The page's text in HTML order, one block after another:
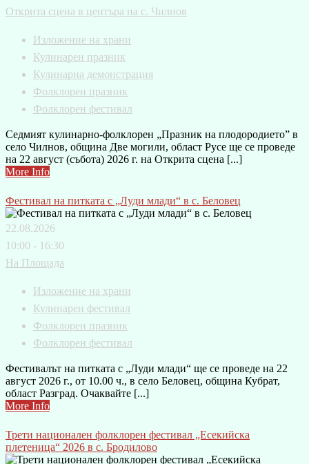
Открита сцена в центъра на с. Чилнов
Изложение на храни
Кулинарен празник
Кулинарна демонстрация
Фолклорен празник
Фолклорен фестивал
Седмият кулинарно-фолклорен „Празник на плодородието” в
село Чилнов, община Две могили, област Русе ще се проведе
на 22 август (събота) 2026 г. на Открита сцена [...]
More Info
Фестивал на питката с „Луди млади“ в с. Беловец
22.08.2026
10:00 - 16:30
На Площада
Изложение на храни
Кулинарен фестивал
Фолклорен празник
Фолклорен фестивал
Фестивалът на питката с „Луди млади“ ще се проведе на 22
август 2026 г., от 10.00 ч., в село Беловец, община Кубрат,
област Разград. Очаквайте [...]
More Info
Трети национален фолклорен фестивал „Есекийска
плетеница“ 2026 в с. Бродилово